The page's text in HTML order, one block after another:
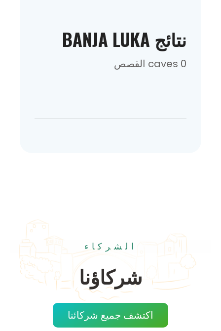
نتائج BANJA LUKA
0 caves القصص
الشركاء
شركاؤنا
اكتشف جميع شركائنا